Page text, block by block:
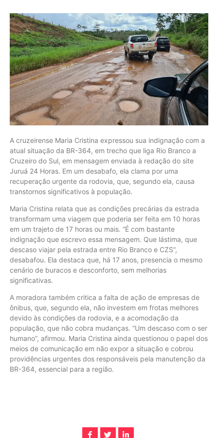
A cruzeirense Maria Cristina expressou sua indignação com a
atual situação da BR-364, em trecho que liga Rio Branco a
Cruzeiro do Sul, em mensagem enviada à redação do site
Juruá 24 Horas. Em um desabafo, ela clama por uma
recuperação urgente da rodovia, que, segundo ela, causa
transtornos significativos à população.
Maria Cristina relata que as condições precárias da estrada
transformam uma viagem que poderia ser feita em 10 horas
em um trajeto de 17 horas ou mais. “É com bastante
indignação que escrevo essa mensagem. Que lástima, que
descaso viajar pela estrada entre Rio Branco e CZS”,
desabafou. Ela destaca que, há 17 anos, presencia o mesmo
cenário de buracos e desconforto, sem melhorias
significativas.
A moradora também critica a falta de ação de empresas de
ônibus, que, segundo ela, não investem em frotas melhores
devido às condições da rodovia, e a acomodação da
população, que não cobra mudanças. “Um descaso com o ser
humano”, afirmou. Maria Cristina ainda questionou o papel dos
meios de comunicação em não expor a situação e cobrou
providências urgentes dos responsáveis pela manutenção da
BR-364, essencial para a região.